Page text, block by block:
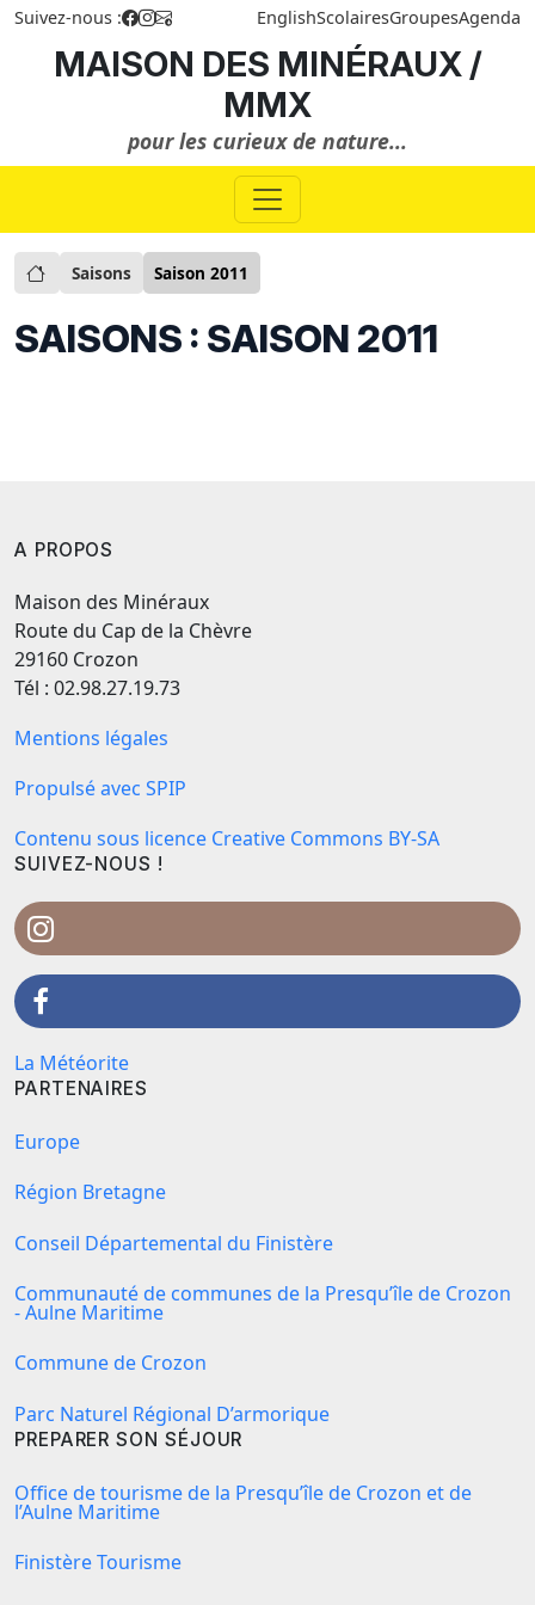
Suivez-nous : EnglishScolairesGroupesAgenda
MAISON DES MINÉRAUX /
MMX
pour les curieux de nature...
Saisons Saison 2011
SAISONS : SAISON 2011
A PROPOS
Maison des Minéraux
Route du Cap de la Chèvre
29160 Crozon
Tél : 02.98.27.19.73
Mentions légales
Propulsé avec SPIP
Contenu sous licence Creative Commons BY-SA
SUIVEZ-NOUS !
La Météorite
PARTENAIRES
Europe
Région Bretagne
Conseil Départemental du Finistère
Communauté de communes de la Presqu’île de Crozon
- Aulne Maritime
Commune de Crozon
Parc Naturel Régional D’armorique
PREPARER SON SÉJOUR
Office de tourisme de la Presqu’île de Crozon et de
l’Aulne Maritime
Finistère Tourisme